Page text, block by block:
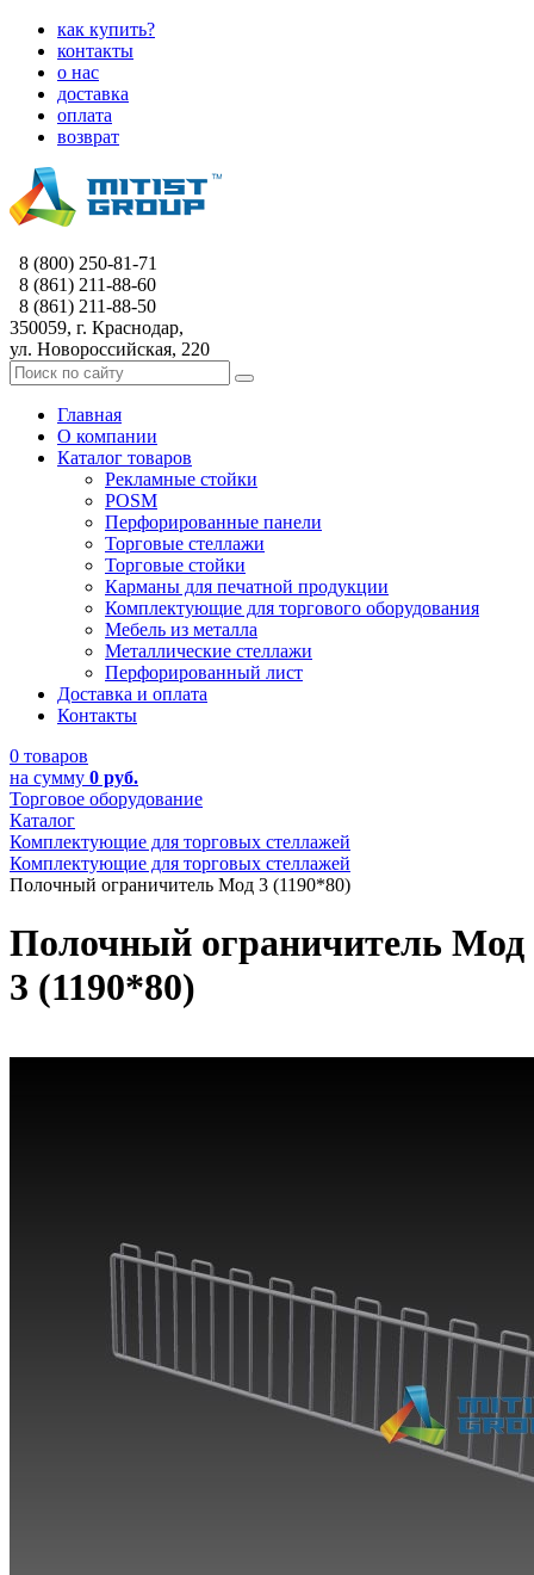
как купить?
контакты
о нас
доставка
оплата
возврат
8 (800) 250-81-71
8 (861) 211-88-60
8 (861) 211-88-50
350059, г. Краснодар,
ул. Новороссийская, 220
Главная
О компании
Каталог товаров
Рекламные стойки
POSM
Перфорированные панели
Торговые стеллажи
Торговые стойки
Карманы для печатной продукции
Комплектующие для торгового оборудования
Мебель из металла
Металлические стеллажи
Перфорированный лист
Доставка и оплата
Контакты
0 товаров
на сумму 0 руб.
Торговое оборудование
Каталог
Комплектующие для торговых стеллажей
Комплектующие для торговых стеллажей
Полочный ограничитель Мод 3 (1190*80)
Полочный ограничитель Мод
3 (1190*80)